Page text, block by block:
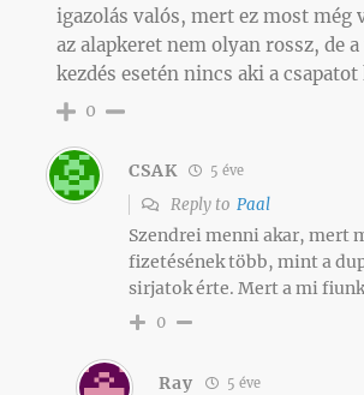
igazolás valós, mert ez most
az alapkeret nem olyan rossz, de
kezdés esetén nincs aki a
0
CSAK 5 éve
Reply toPaal
Szendrei menni akar, mert
fizetésének több, mint a
sirjatok érte. Mert a mi
0
Ray 5 éve